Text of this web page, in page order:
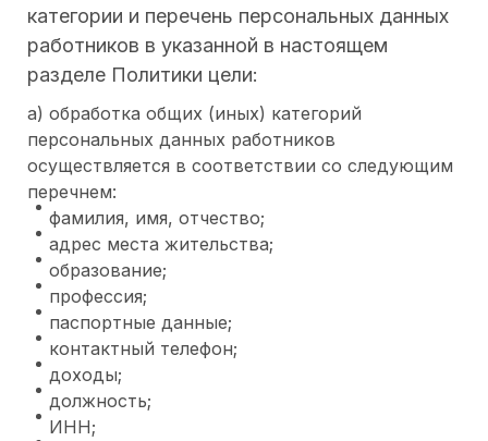
категории и перечень персональных данных
работников в указанной в настоящем
разделе Политики цели:
а) обработка общих (иных) категорий
персональных данных работников
осуществляется в соответствии со следующим
перечнем:
фамилия, имя, отчество;
адрес места жительства;
образование;
профессия;
паспортные данные;
контактный телефон;
доходы;
должность;
ИНН;